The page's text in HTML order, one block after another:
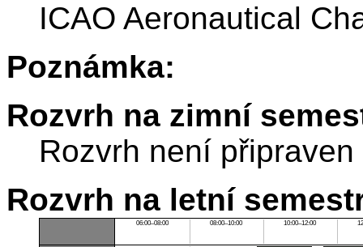
ICAO Aeronautical
Poznámka:
Rozvrh na zimní
Rozvrh není připraven
Rozvrh na letní
06:00–08:00 08:00–10:00 10:00–12:00